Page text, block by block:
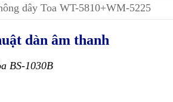
dây Toa WT-5810+WM-5225
dàn âm thanh
BS-1030B